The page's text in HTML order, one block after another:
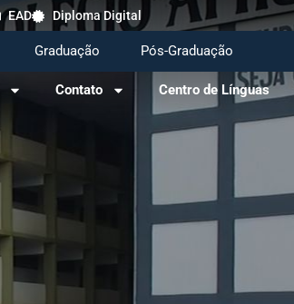
EAD Diploma Digital
Graduação Pós-Graduação
Contato Centro de Línguas